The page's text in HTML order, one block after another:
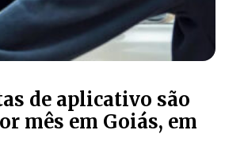
de aplicativo são
mês em Goiás, em